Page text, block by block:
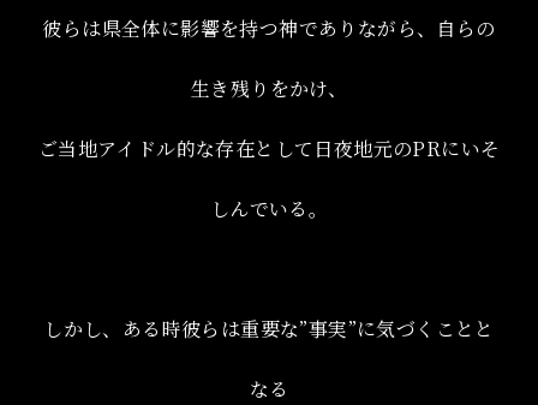
彼らは県全体に影響を持つ神でありながら、自らの
生き残りをかけ、
ご当地アイドル的な存在として日夜地元のPRにいそ
しんでいる。
しかし、ある時彼らは重要な”事実”に気づくことと
なる